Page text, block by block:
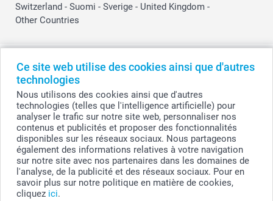
Ce site web utilise des cookies ainsi que d'autres
technologies
Nous utilisons des cookies ainsi que d'autres
technologies (telles que l'intelligence artificielle) pour
analyser le trafic sur notre site web, personnaliser nos
contenus et publicités et proposer des fonctionnalités
disponibles sur les réseaux sociaux. Nous partageons
également des informations relatives à votre navigation
sur notre site avec nos partenaires dans les domaines de
l'analyse, de la publicité et des réseaux sociaux. Pour en
savoir plus sur notre politique en matière de cookies,
cliquez ici.
Switzerland - Suomi - Sverige - United Kingdom -
Other Countries
© smartphoto group. Tous droits réservés
smartphoto group SA.
Siège social : Kwatrechtsteenweg 160, 9230 Wetteren, Belgique
Numéro de TVA BE 0405.706.755
Numéro d'entreprise 0405.706.755.
Coordonnées bancaires: IBAN BE71 2850 2711 5569 - BIC: GEBABEBB
Tous les prix sont en EURO (€), TVA incluse et hors frais de port.